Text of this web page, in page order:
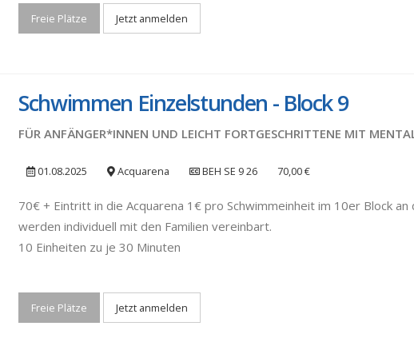
Freie Plätze Jetzt anmelden
Schwimmen Einzelstunden - Block 9
FÜR ANFÄNGER*INNEN UND LEICHT FORTGESCHRITTENE MIT
01.08.2025 Acquarena BEH SE 9 26 70,00 €
70€ + Eintritt in die Acquarena 1€ pro Schwimmeinheit im 10er Block
werden individuell mit den Familien vereinbart.
10 Einheiten zu je 30 Minuten
Freie Plätze Jetzt anmelden